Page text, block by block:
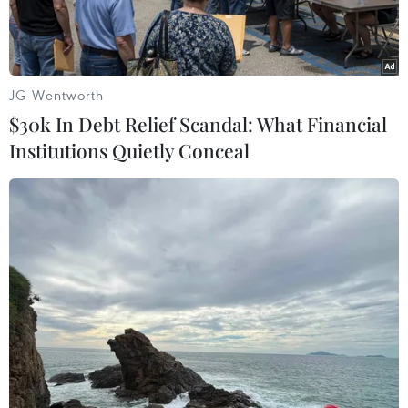
sơ tán.
Mưa lớn ở Miyazaki, Tây Nam Nhật Bản, khi bão Jangmi tiến
về phía đảo Kyushu, hòn đảo chính cực Nam nước này. (Nguồn:
Kyodo)
Theo phóng viên TTXVN tại Tokyo, chiều 2/6, giờ
JG Wentworth
$30k In Debt Relief Scandal: What Financial
Institutions Quietly Conceal